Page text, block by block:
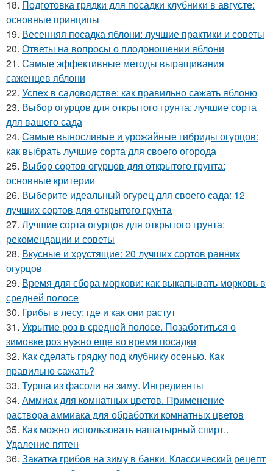
18. Подготовка грядки для посадки клубники в августе:
основные принципы
19. Весенняя посадка яблони: лучшие практики и советы
20. Ответы на вопросы о плодоношении яблони
21. Самые эффективные методы выращивания
саженцев яблони
22. Успех в садоводстве: как правильно сажать яблоню
23. Выбор огурцов для открытого грунта: лучшие сорта
для вашего сада
24. Самые выносливые и урожайные гибриды огурцов:
как выбрать лучшие сорта для своего огорода
25. Выбор сортов огурцов для открытого грунта:
основные критерии
26. Выберите идеальный огурец для своего сада: 12
лучших сортов для открытого грунта
27. Лучшие сорта огурцов для открытого грунта:
рекомендации и советы
28. Вкусные и хрустящие: 20 лучших сортов ранних
огурцов
29. Время для сбора моркови: как выкапывать морковь в
средней полосе
30. Грибы в лесу: где и как они растут
31. Укрытие роз в средней полосе. Позаботиться о
зимовке роз нужно еще во время посадки
32. Как сделать грядку под клубнику осенью. Как
правильно сажать?
33. Турша из фасоли на зиму. Ингредиенты
34. Аммиак для комнатных цветов. Применение
раствора аммиака для обработки комнатных цветов
35. Как можно использовать нашатырный спирт..
Удаление пятен
36. Закатка грибов на зиму в банки. Классический рецепт